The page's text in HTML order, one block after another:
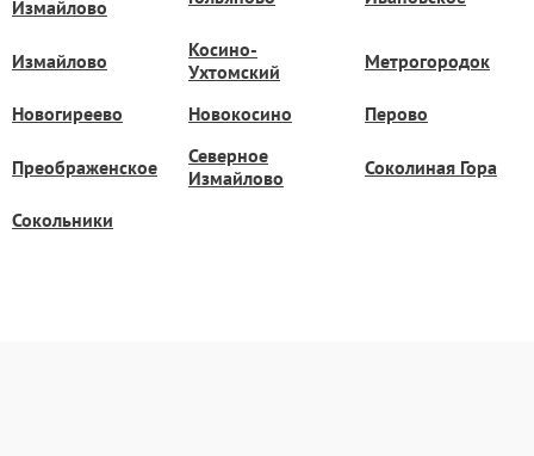
Измайлово
Измайлово
Косино-
Ухтомский
Метрогородок
Новогиреево Новокосино Перово
Преображенское
Северное
Измайлово
Соколиная Гора
Сокольники